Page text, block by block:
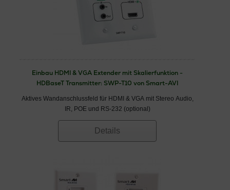
Einbau HDMI & VGA Extender mit Skalierfunktion -
HDBaseT Transmitter: SWP-T10 von Smart-AVI
Aktives Wandanschlussfeld für HDMI & VGA mit Stereo Audio,
IR, POE und RS-232 (optional)
Details